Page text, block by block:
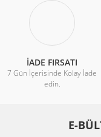
İADE FIRSATI
7 Gün İçerisinde Kolay İade
edin.
E-